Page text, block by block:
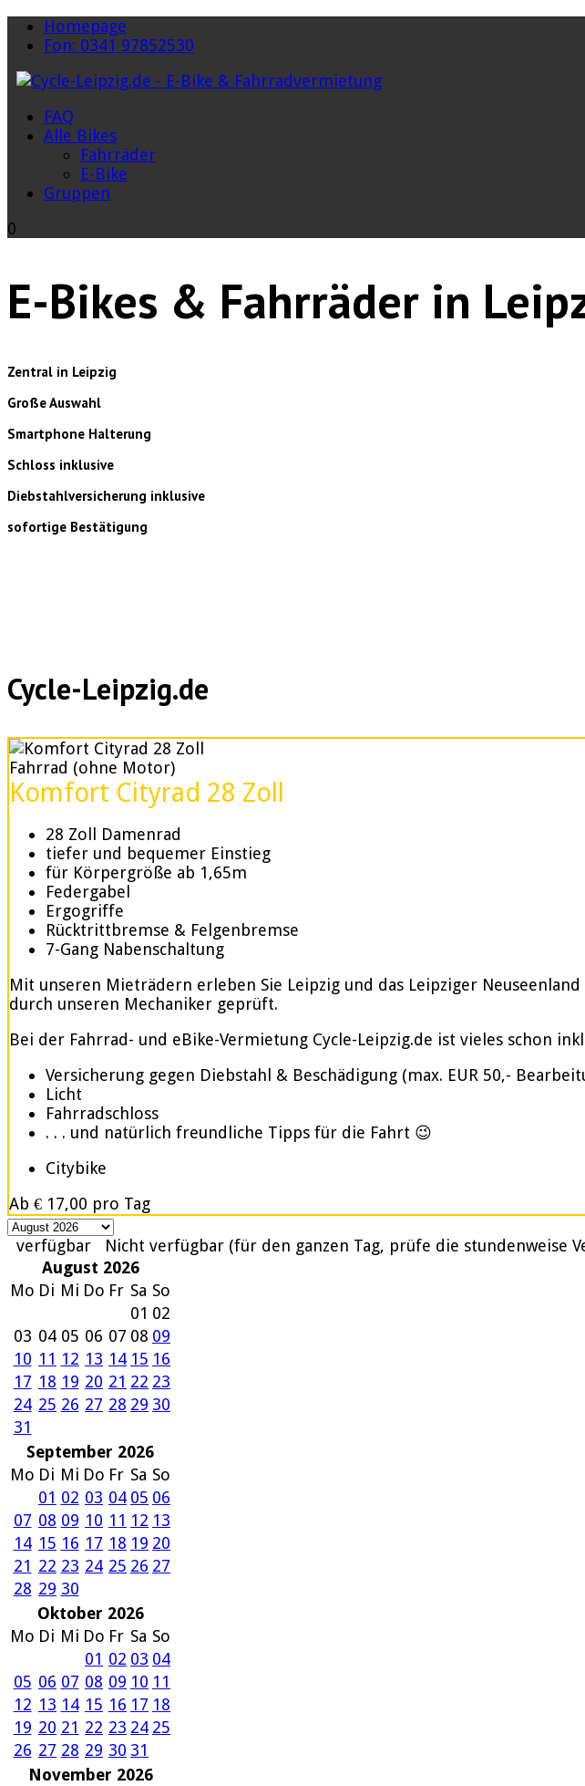
Homepage
Fon: 0341 97852530
FAQ
Alle Bikes
Fahrräder
E-Bike
Gruppen
0
E-Bikes & Fahrräder in
Zentral in Leipzig
Große Auswahl
Smartphone Halterung
Schloss inklusive
Diebstahlversicherung inklusive
sofortige Bestätigung
Cycle-Leipzig.de
Fahrrad (ohne Motor)
Komfort Cityrad 28 Zoll
28 Zoll Damenrad
tiefer und bequemer Einstieg
für Körpergröße ab 1,65m
Federgabel
Ergogriffe
Rücktrittbremse & Felgenbremse
7-Gang Nabenschaltung
Mit unseren Mieträdern erleben Sie Leipzig und das Leipziger
durch unseren Mechaniker geprüft.
Bei der Fahrrad- und eBike-Vermietung Cycle-Leipzig.de ist vieles schon
Versicherung gegen Diebstahl & Beschädigung (max. EUR 50,-
Licht
Fahrradschloss
. . . und natürlich freundliche Tipps für die Fahrt 😉
Citybike
Ab € 17,00 pro Tag
verfügbar
Nicht verfügbar (für den ganzen Tag, prüfe die stundenweise
August 2026
Mo Di Mi Do Fr Sa So
01 02
03 04 05 06 07 08 09
10 11 12 13 14 15 16
17 18 19 20 21 22 23
24 25 26 27 28 29 30
31
September 2026
Mo Di Mi Do Fr Sa So
01 02 03 04 05 06
07 08 09 10 11 12 13
14 15 16 17 18 19 20
21 22 23 24 25 26 27
28 29 30
Oktober 2026
Mo Di Mi Do Fr Sa So
01 02 03 04
05 06 07 08 09 10 11
12 13 14 15 16 17 18
19 20 21 22 23 24 25
26 27 28 29 30 31
November 2026